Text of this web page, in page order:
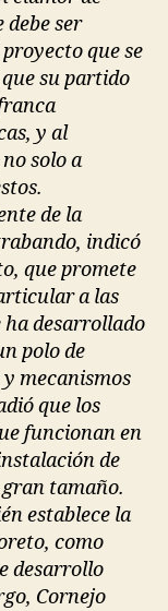
ser
que se
su partido
y al
solo a
de la
indicó
que promete
a las
ha desarrollado
polo de
mecanismos
que los
funcionan en
de
tamaño.
establece la
como
desarrollo
Cornejo